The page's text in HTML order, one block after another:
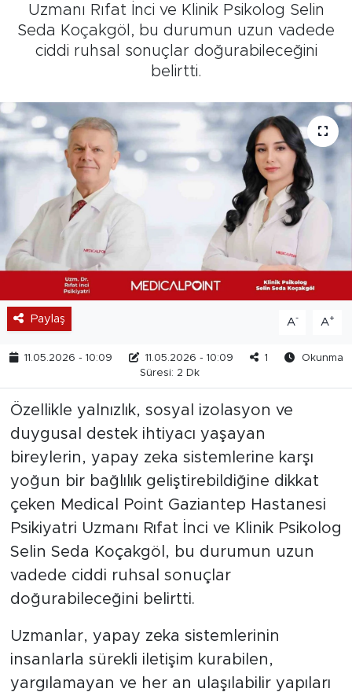
Uzmanı Rıfat İnci ve Klinik Psikolog Selin
Seda Koçakgöl, bu durumun uzun vadede
ciddi ruhsal sonuçlar doğurabileceğini
belirtti.
Paylaş A- A+
11.05.2026 - 10:09 11.05.2026 - 10:09 1
Okunma
Süresi: 2 Dk
Özellikle yalnızlık, sosyal izolasyon ve
duygusal destek ihtiyacı yaşayan
bireylerin, yapay zeka sistemlerine karşı
yoğun bir bağlılık geliştirebildiğine dikkat
çeken Medical Point Gaziantep Hastanesi
Psikiyatri Uzmanı Rıfat İnci ve Klinik Psikolog
Selin Seda Koçakgöl, bu durumun uzun
vadede ciddi ruhsal sonuçlar
doğurabileceğini belirtti.
Uzmanlar, yapay zeka sistemlerinin
insanlarla sürekli iletişim kurabilen,
yargılamayan ve her an ulaşılabilir yapıları